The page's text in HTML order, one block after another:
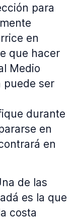
para
en
que hacer
Medio
puede ser
durante
en
en
de las
es la que
costa